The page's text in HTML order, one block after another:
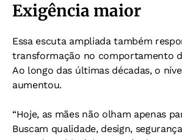
Exigência maior
Essa escuta ampliada também
transformação no comportamento
Ao longo das últimas décadas, o
aumentou.
“Hoje, as mães não olham apenas
Buscam qualidade, design,